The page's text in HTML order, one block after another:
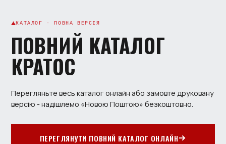
КАТАЛОГ · ПОВНА ВЕРСІЯ
ПОВНИЙ КАТАЛОГ
КРАТОС
Перегляньте весь каталог онлайн або замовте друковану
версію - надішлемо «Новою Поштою» безкоштовно.
ПЕРЕГЛЯНУТИ ПОВНИЙ КАТАЛОГ ОНЛАЙН